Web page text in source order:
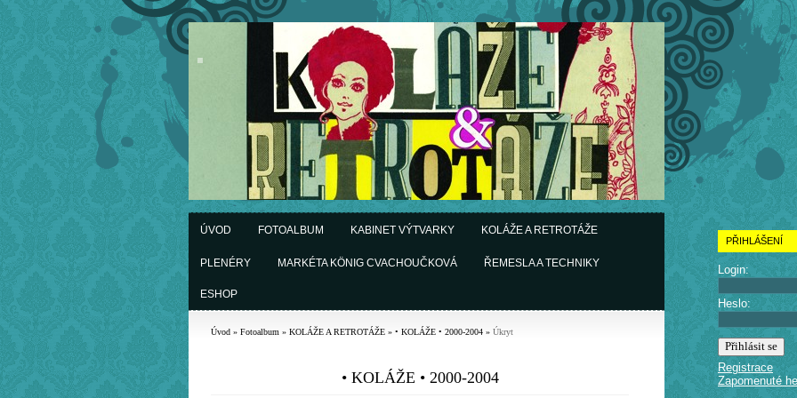
ÚVOD FOTOALBUM KABINET VÝTVARKY KOLÁŽE A RETROTÁŽE
PLENÉRY MARKÉTA KÖNIG CVACHOUČKOVÁ ŘEMESLA A TECHNIKY
ESHOP
Úvod » Fotoalbum » KOLÁŽE A RETROTÁŽE » • KOLÁŽE • 2000-2004 » Úkryt
• KOLÁŽE • 2000-2004
PŘIHLÁŠENÍ
Login:
Heslo:
Registrace
Zapomenuté